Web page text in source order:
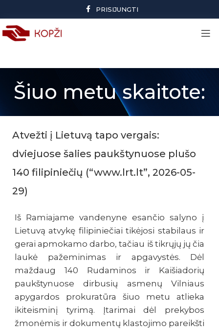
PRISIJUNGTI
Šiuo metu skaitote:
Atvežti į Lietuvą tapo vergais:
dviejuose šalies paukštynuose plušo
140 filipiniečių (“www.lrt.lt”, 2026-05-
29)
Iš Ramiajame vandenyne esančio salyno į
Lietuvą atvykę filipiniečiai tikėjosi stabilaus ir
gerai apmokamo darbo, tačiau iš tikrųjų jų čia
laukė pažeminimas ir apgavystės. Dėl
maždaug 140 Rudaminos ir Kaišiadorių
paukštynuose dirbusių asmenų Vilniaus
apygardos prokuratūra šiuo metu atlieka
ikiteisminį tyrimą. Įtarimai dėl prekybos
žmonėmis ir dokumentų klastojimo pareikšti